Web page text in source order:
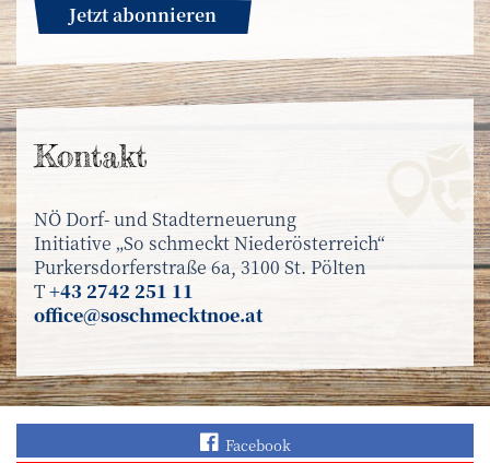
Jetzt abonnieren
Kontakt
NÖ Dorf- und Stadterneuerung
Initiative „So schmeckt Niederösterreich“
Purkersdorferstraße 6a, 3100 St. Pölten
T+43 2742 251 11
office@soschmecktnoe.at
Finden Sie „So
Facebook